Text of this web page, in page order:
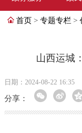
首页 > 专题专栏 >
山西运城
日期：2024-08-22 16:35
分享：